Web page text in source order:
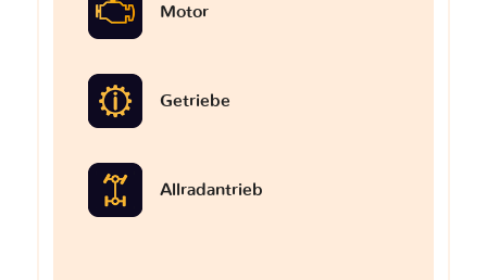
Motor
Getriebe
Allradantrieb